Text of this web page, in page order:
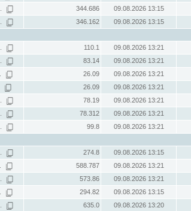
344.686
09.08.2026 13:15
346.162
09.08.2026 13:15
110.1
09.08.2026 13:21
83.14
09.08.2026 13:21
26.09
09.08.2026 13:21
26.09
09.08.2026 13:21
78.19
09.08.2026 13:21
78.312
09.08.2026 13:21
99.8
09.08.2026 13:21
274.8
09.08.2026 13:15
588.787
09.08.2026 13:21
573.86
09.08.2026 13:21
294.82
09.08.2026 13:15
635.0
09.08.2026 13:20